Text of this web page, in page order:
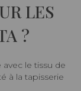
LES
?
le tissu de
à la tapisserie